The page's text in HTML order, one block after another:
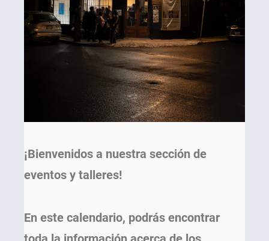
¡Bienvenidos a nuestra sección de
eventos y talleres!
En este calendario, podrás encontrar